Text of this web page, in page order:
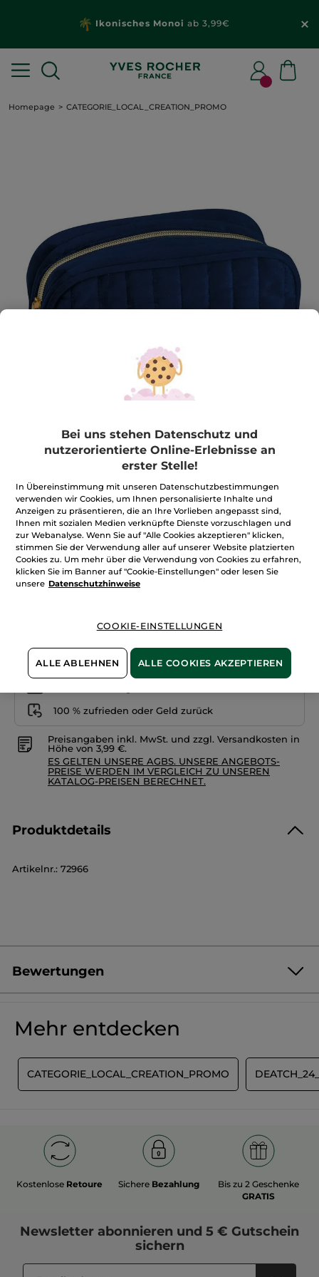
Ikonisches Monoi ab 3,99€
Homepage CATEGORIE_LOCAL_CREATION_PROMO
★★★★★
★★★★★
Kein
Beurteilungswert
für
BEWERTUNG VERFASSEN
3,90€*
Menge
Freie Versandkosten ab 20€
Lieferung zwischen dem 11/08 und dem 12/08
100 % zufrieden oder Geld zurück
Preisangaben inkl. MwSt. und zzgl. Versandkosten in
Höhe von 3,99 €.
ES GELTEN UNSERE AGBS. UNSERE ANGEBOTS-
PREISE WERDEN IM VERGLEICH ZU UNSEREN
KATALOG-PREISEN BERECHNET.
Produktdetails
Artikelnr.: 72966
Bewertungen
Kein
BEWERTUNG VERFASSEN
Mehr entdecken
CATEGORIE_LOCAL_CREATION_PROMO
Kostenlose Retoure Sichere Bezahlung
Bis zu 2 Geschenke
GRATIS
Newsletter abonnieren und 5 € Gutschein
sichern
Bei uns stehen Datenschutz und
nutzerorientierte Online-Erlebnisse an
erster Stelle!
In Übereinstimmung mit unseren Datenschutzbestimmungen
verwenden wir Cookies, um Ihnen personalisierte Inhalte und
Anzeigen zu präsentieren, die an Ihre Vorlieben angepasst sind,
Ihnen mit sozialen Medien verknüpfte Dienste vorzuschlagen und
zur Webanalyse. Wenn Sie auf "Alle Cookies akzeptieren" klicken,
stimmen Sie der Verwendung aller auf unserer Website platzierten
Cookies zu. Um mehr über die Verwendung von Cookies zu erfahren,
klicken Sie im Banner auf "Cookie-Einstellungen" oder lesen Sie
unsere Datenschutzhinweise
COOKIE-EINSTELLUNGEN
ALLE ABLEHNEN ALLE COOKIES AKZEPTIEREN